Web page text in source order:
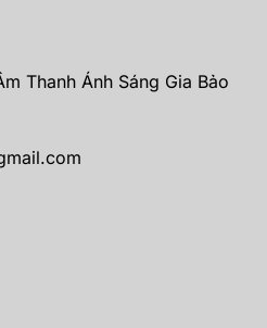
Thanh Ánh Sáng Gia Bảo